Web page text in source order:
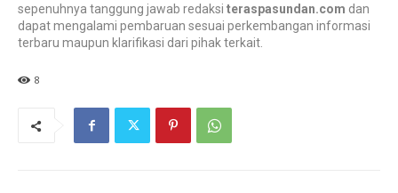
sepenuhnya tanggung jawab redaksi teraspasundan.com dan
dapat mengalami pembaruan sesuai perkembangan informasi
terbaru maupun klarifikasi dari pihak terkait.
8